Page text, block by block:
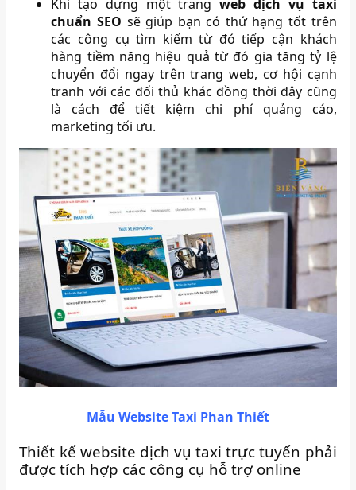
Khi tạo dựng một trangweb dịch vụ taxi
chuẩn SEO sẽ giúp bạn có thứ hạng tốt trên
các công cụ tìm kiếm từ đó tiếp cận khách
hàng tiềm năng hiệu quả từ đó gia tăng tỷ lệ
chuyển đổi ngay trên trang web, cơ hội cạnh
tranh với các đối thủ khác đồng thời đây cũng
là cách để tiết kiệm chi phí quảng cáo,
marketing tối ưu.
Mẫu Website Taxi Phan Thiết
Thiết kế website dịch vụ taxi trực tuyến phải
được tích hợp các công cụ hỗ trợ online